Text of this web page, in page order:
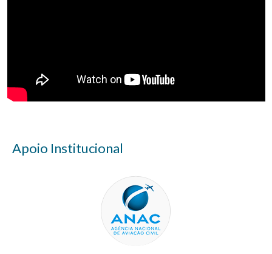
Apoio Institucional